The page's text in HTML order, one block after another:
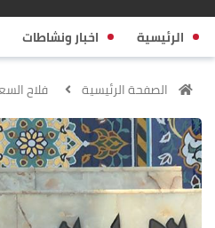
الرئيسية اخبار ونشاطات
الصفحة الرئيسية فلاح